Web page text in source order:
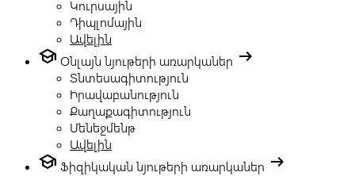
Կուրսային
Դիպլոմային
Ավելին
school Օնլայն նյութերի առարկաներ arrow_right_alt
Տնտեսագիտություն
Իրավաբանություն
Քաղաքագիտություն
Մենեջմենթ
Ավելին
school Ֆիզիկական նյութերի առարկաներ arrow_right_alt